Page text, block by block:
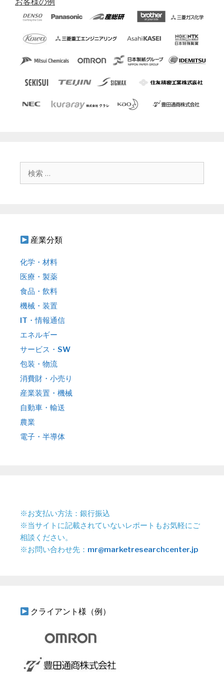
お客様の例
産業分類
化学・材料
医療・製薬
食品・飲料
機械・装置
IT・情報通信
エネルギー
サービス・SW
包装・物流
消費財・小売り
産業装置・機械
自動車・輸送
農業
電子・半導体
※お支払い方法：銀行振込
※当サイトに記載されていないレポートもお気軽にご
相談ください。
※お問い合わせ先： mr@marketresearchcenter.jp
クライアント様（例）